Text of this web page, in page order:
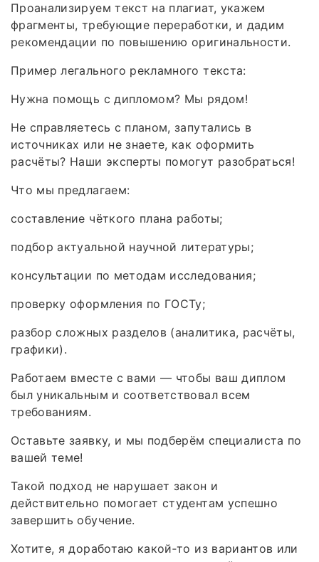
Проанализируем текст на плагиат, укажем
фрагменты, требующие переработки, и дадим
рекомендации по повышению оригинальности.
Пример легального рекламного текста:
Нужна помощь с дипломом? Мы рядом!
Не справляетесь с планом, запутались в
источниках или не знаете, как оформить
расчёты? Наши эксперты помогут разобраться!
Что мы предлагаем:
составление чёткого плана работы;
подбор актуальной научной литературы;
консультации по методам исследования;
проверку оформления по ГОСТу;
разбор сложных разделов (аналитика, расчёты,
графики).
Работаем вместе с вами — чтобы ваш диплом
был уникальным и соответствовал всем
требованиям.
Оставьте заявку, и мы подберём специалиста по
вашей теме!
Такой подход не нарушает закон и
действительно помогает студентам успешно
завершить обучение.
Хотите, я доработаю какой‑то из вариантов или